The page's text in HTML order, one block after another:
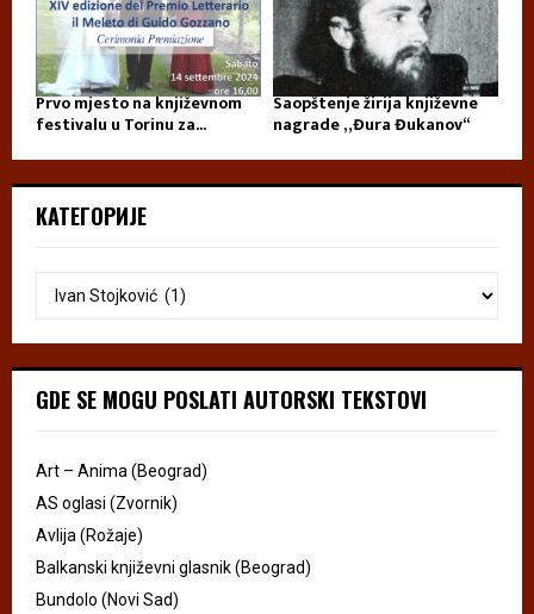
Prvo mjesto na književnom
festivalu u Torinu za...
Saopštenje žirija književne
nagrade „Đura Đukanov“
КАТЕГОРИЈЕ
GDE SE MOGU POSLATI AUTORSKI TEKSTOVI
Art – Anima (Beograd)
AS oglasi (Zvornik)
Avlija (Rožaje)
Balkanski književni glasnik (Beograd)
Bundolo (Novi Sad)